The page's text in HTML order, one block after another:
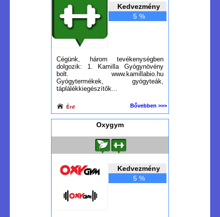
Kedvezmény
5 %
Cégünk, három tevékenységben
dolgozik: 1. Kamilla Gyógynövény
bolt. www.kamillabio.hu
Gyógytermékek, gyógyteák,
táplálékkiegészítők...
Érd Bővebben >>>
Oxygym
Kedvezmény
5 %